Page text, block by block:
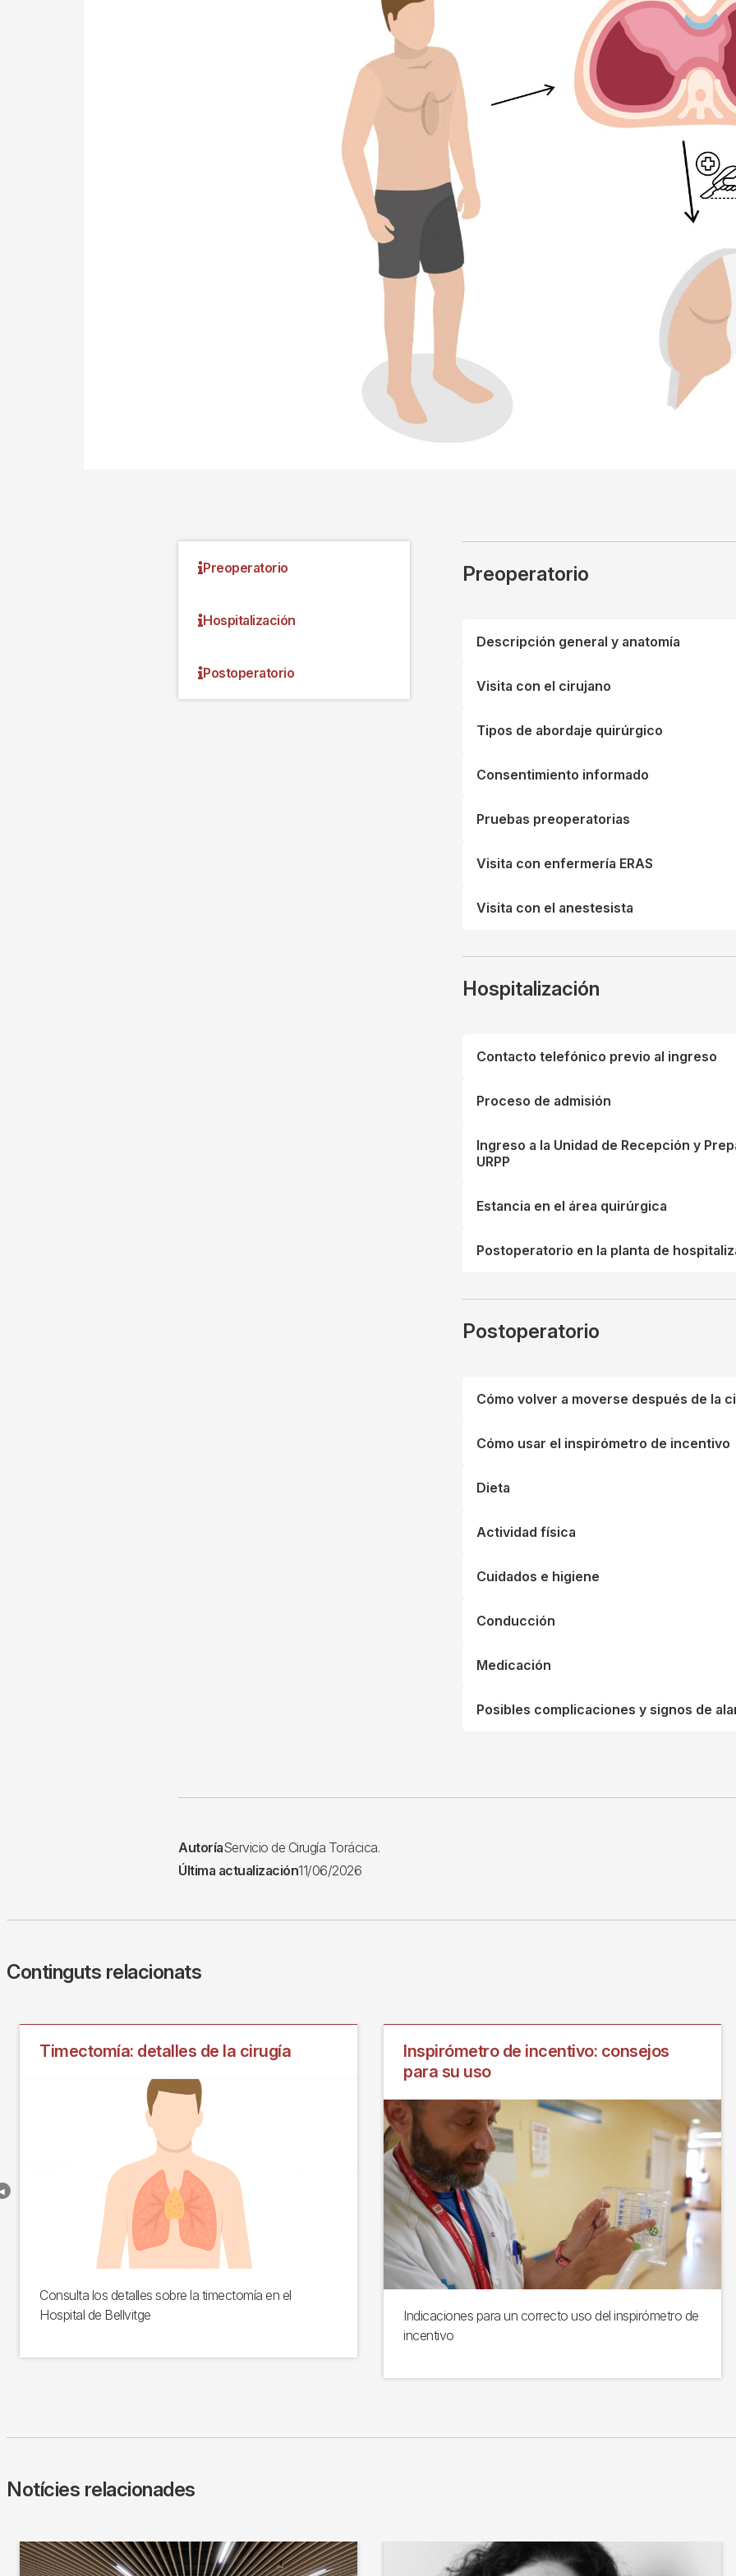
Preoperatorio
Hospitalización
Postoperatorio
Preoperatorio
Descripción general y anatomía
Visita con el cirujano
Tipos de abordaje quirúrgico
Consentimiento informado
Pruebas preoperatorias
Visita con enfermería ERAS
Visita con el anestesista
Hospitalización
Contacto telefónico previo al ingreso
Proceso de admisión
Ingreso a la Unidad de Recepción y
URPP
Estancia en el área quirúrgica
Postoperatorio en la planta de
Postoperatorio
Cómo volver a moverse después de la
Cómo usar el inspirómetro de incentivo
Dieta
Actividad física
Cuidados e higiene
Conducción
Medicación
Posibles complicaciones y signos de
AutoríaServicio de Cirugía Torácica.
Última actualización11/06/2026
Continguts relacionats
Timectomía: detalles de la cirugía
Consulta los detalles sobre la timectomía en el
Hospital de Bellvitge
Inspirómetro de incentivo: consejos
para su uso
Indicaciones para un correcto uso del inspirómetro de
incentivo
Notícies relacionades